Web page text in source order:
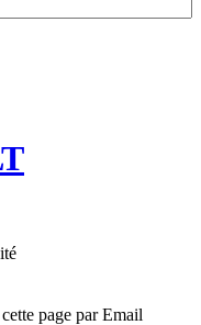
page par Email